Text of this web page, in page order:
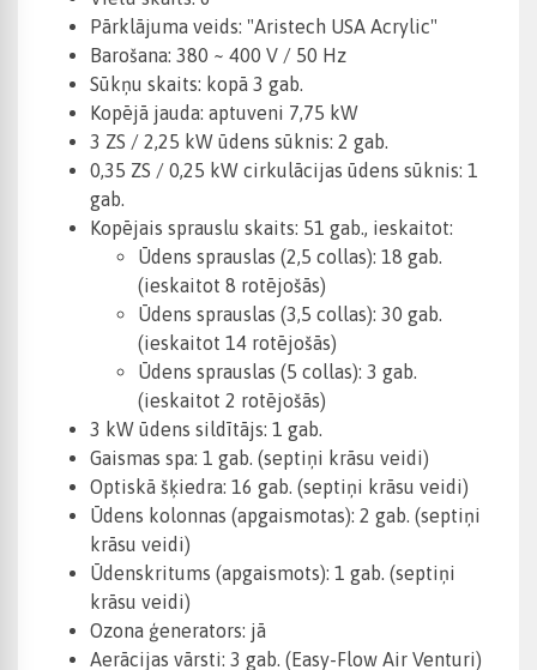
Pārklājuma veids: "Aristech USA Acrylic"
Barošana: 380 ~ 400 V / 50 Hz
Sūkņu skaits: kopā 3 gab.
Kopējā jauda: aptuveni 7,75 kW
3 ZS / 2,25 kW ūdens sūknis: 2 gab.
0,35 ZS / 0,25 kW cirkulācijas ūdens sūknis: 1
gab.
Kopējais sprauslu skaits: 51 gab., ieskaitot:
Ūdens sprauslas (2,5 collas): 18 gab.
(ieskaitot 8 rotējošās)
Ūdens sprauslas (3,5 collas): 30 gab.
(ieskaitot 14 rotējošās)
Ūdens sprauslas (5 collas): 3 gab.
(ieskaitot 2 rotējošās)
3 kW ūdens sildītājs: 1 gab.
Gaismas spa: 1 gab. (septiņi krāsu veidi)
Optiskā šķiedra: 16 gab. (septiņi krāsu veidi)
Ūdens kolonnas (apgaismotas): 2 gab. (septiņi
krāsu veidi)
Ūdenskritums (apgaismots): 1 gab. (septiņi
krāsu veidi)
Ozona ģenerators: jā
Aerācijas vārsti: 3 gab. (Easy-Flow Air Venturi)